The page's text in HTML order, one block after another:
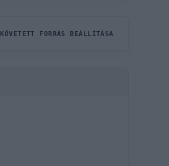
KÖVETETT FORRÁS BEÁLLÍTÁSA